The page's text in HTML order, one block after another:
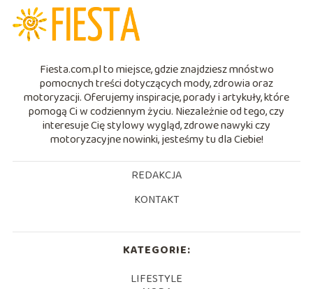
Fiesta.com.pl to miejsce, gdzie znajdziesz mnóstwo
pomocnych treści dotyczących mody, zdrowia oraz
motoryzacji. Oferujemy inspiracje, porady i artykuły, które
pomogą Ci w codziennym życiu. Niezależnie od tego, czy
interesuje Cię stylowy wygląd, zdrowe nawyki czy
motoryzacyjne nowinki, jesteśmy tu dla Ciebie!
REDAKCJA
KONTAKT
KATEGORIE:
LIFESTYLE